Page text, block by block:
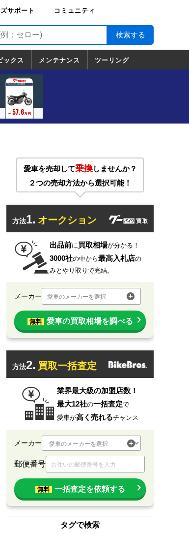
サポート
サポート
ージライ
保険
ビス
コミュニティ
ックス
ックス
ダ
ハ
キ
サキ
レーダ
ドソン
カティ
イアン
メンテナンス ツーリング
愛車を売却して乗換しませんか？
２つの売却方法から選択可能！
方法1. オークション
出品前に買取相場が分かる！
3000社の中から最高入札店の
みとやり取りで完結。
メーカー 愛車のメーカーを選択
無料 愛車の買取相場を調べる
方法2. 買取一括査定
業界最大級の加盟店数！
最大12社の一括査定で
愛車が高く売れるチャンス
メーカー
郵便番号
無料 一括査定を依頼する
タグで検索